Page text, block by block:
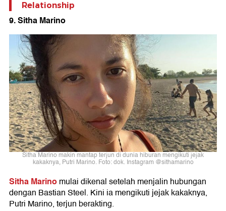
Relationship
9. Sitha Marino
Sitha Marino makin mantap terjun di dunia hiburan mengikuti jejak
kakaknya, Putri Marino. Foto: dok. Instagram @sithamarino
Sitha Marinomulai dikenal setelah menjalin hubungan
dengan Bastian Steel. Kini ia mengikuti jejak kakaknya,
Putri Marino, terjun berakting.